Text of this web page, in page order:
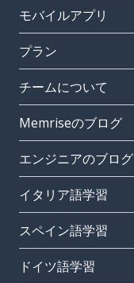
モバイルアプリ
プラン
チームについて
Memriseのブログ
エンジニアのブログ
イタリア語学習
スペイン語学習
ドイツ語学習